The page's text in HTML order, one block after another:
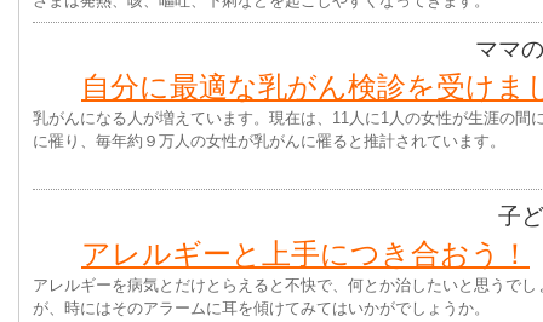
ママ
自分に最適な乳がん検診を受けま
乳がんになる人が増えています。現在は、11人に1人の女性が生涯の間
に罹り、毎年約９万人の女性が乳がんに罹ると推計されています。
子
アレルギーと上手につき合おう！
アレルギーを病気とだけとらえると不快で、何とか治したいと思うでし
が、時にはそのアラームに耳を傾けてみてはいかがでしょうか。